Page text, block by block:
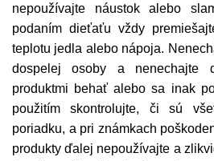
nepoužívajte náustok alebo
podaním dieťaťu vždy
teplotu jedla alebo nápoja.
dospelej osoby a nenechajte
produktmi behať alebo sa inak
použitím skontrolujte, či sú
poriadku, a pri známkach
produkty ďalej nepoužívajte a